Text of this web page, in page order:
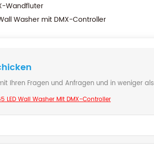
Wandfluter
Washer mit DMX-Controller
Ihren Fragen und Anfragen und in weniger
LED Wall Washer Mit DMX-Controller